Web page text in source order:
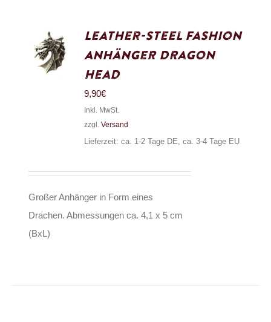
Leather-Steel Fashion
Anhänger Dragon
Head
9,90€
Inkl. MwSt.
zzgl.Versand
Lieferzeit: ca. 1-2 Tage DE, ca. 3-4 Tage EU
Großer Anhänger in Form eines
Drachen. Abmessungen ca. 4,1 x 5 cm
(BxL)